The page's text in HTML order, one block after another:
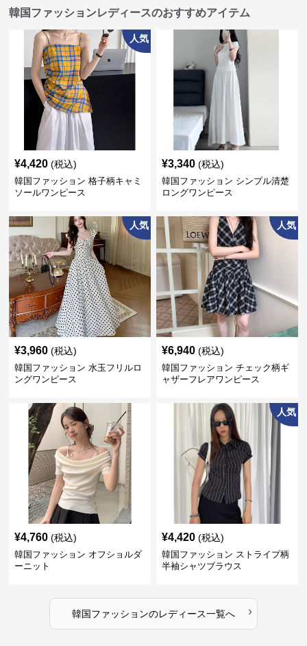
韓国ファッションレディースのおすすめアイテム
人気
¥4,420 (税込)
韓国ファッション 格子柄キャミ
ソールワンピース
¥3,340 (税込)
韓国ファッション シンプル清楚
ロングワンピース
人気
¥3,960 (税込)
韓国ファッション 水玉フリルロ
ングワンピース
人気
¥6,940 (税込)
韓国ファッション チェック柄ギ
ャザーフレアワンピース
¥4,760 (税込)
韓国ファッション オフショルダ
ーニット
人気
¥4,420 (税込)
韓国ファッション ストライプ柄
半袖シャツブラウス
韓国ファッションのレディース一覧へ ›